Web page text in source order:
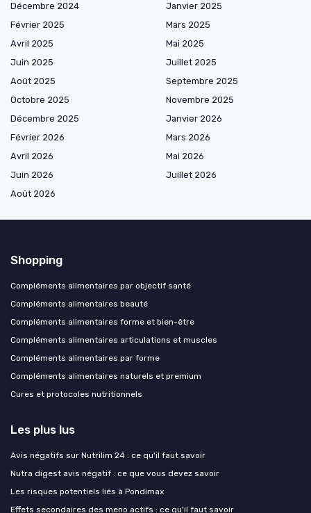
Décembre 2024
Janvier 2025
Février 2025
Mars 2025
Avril 2025
Mai 2025
Juin 2025
Juillet 2025
Août 2025
Septembre 2025
Octobre 2025
Novembre 2025
Décembre 2025
Janvier 2026
Février 2026
Mars 2026
Avril 2026
Mai 2026
Juin 2026
Juillet 2026
Août 2026
Shopping
Compléments alimentaires par objectif santé
Compléments alimentaires beauté
Compléments alimentaires forme et bien-être
Compléments alimentaires articulations et muscles
Compléments alimentaires par forme
Compléments alimentaires naturels et premium
Cures et protocoles nutritionnels
Les plus lus
Avis négatifs sur Nutrilim 24 : ce qu'il faut savoir
Nutra digest avis négatif : ce que vous devez savoir
Les risques potentiels liés à Pondimax
Effets secondaires des meno actifs : ce qu'il faut savoir